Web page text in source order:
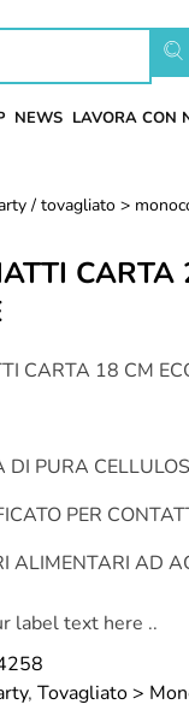
NEWS LAVORA CON
/ tovagliato >
CARTA
CARTA 18 CM
DI PURA
PER
ALIMENTARI AD
label text here ..
, Tovagliato >